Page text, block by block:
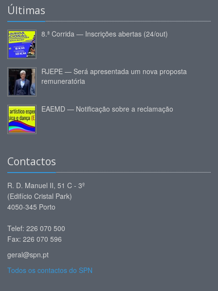
Últimas
8.ª Corrida — Inscrições abertas (24/out)
RJEPE — Será apresentada um nova proposta
remuneratória
EAEMD — Notificação sobre a reclamação
Contactos
R. D. Manuel II, 51 C - 3º
(Edifício Cristal Park)
4050-345 Porto
Telef: 226 070 500
Fax: 226 070 596
geral@spn.pt
Todos os contactos do SPN